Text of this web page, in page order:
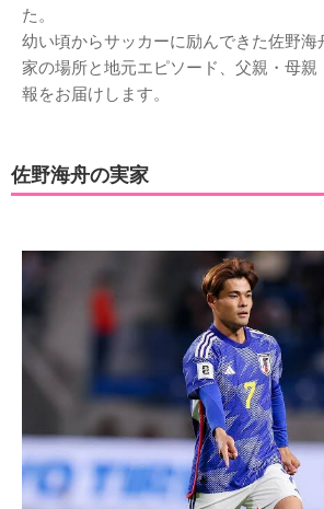
た。
幼い頃からサッカーに励んできた佐野海
家の場所と地元エピソード、父親・母親
報をお届けします。
佐野海舟の実家